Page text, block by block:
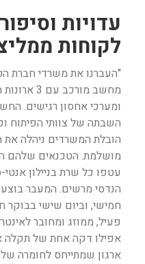
עדויות
לקוחות
"העברנו את משרדי חברת
מחשב
ומערכי אחסון רגישים.
השבתה של צוותי הפיתוח
הובלת המשרדים ניהלה
מושלמת. הטכנאים שלהם
עטפו כל שרת בניילון
הנדסי מרשים. המעבר
חמישי, וביום שישי
פעיל, ממוזג ומחובר
אפילו דקה אחת של תקלה
ארגון שמתייחס לחומרה